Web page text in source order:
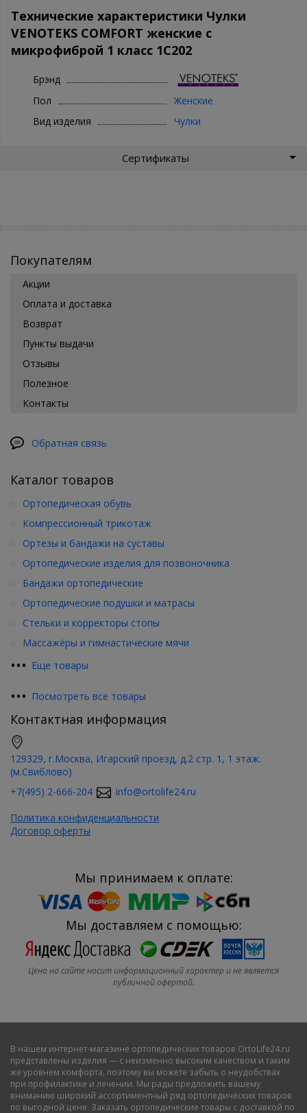
Технические характеристики Чулки
VENOTEKS COMFORT женские с
микрофиброй 1 класс 1C202
Брэнд
Пол
Женские
Вид изделия
Чулки
Сертификаты
Покупателям
Акции
Оплата и доставка
Возврат
Пункты выдачи
Отзывы
Полезное
Контакты
Обратная связь
Каталог товаров
••• Еще товары
Ортопедическая обувь
Компрессионный трикотаж
Ортезы и бандажи на суставы
Ортопедические изделия для позвоночника
Бандажи ортопедические
Ортопедические подушки и матрасы
Стельки и корректоры стопы
Массажёры и гимнастические мячи
••• Посмотреть все товары
Контактная информация
129329, г.Москва, Игарский проезд, д.2 стр. 1, 1 этаж.
(м.Свиблово)
+7(495) 2-666-204
info@ortolife24.ru
Политика конфиденциальности
Договор оферты
Мы принимаем к оплате:
Мы доставляем с помощью:
Цена на сайте носит информационный характер и не является
публичной офертой.
В нашем интернет-магазине ортопедических товаров OrtoLife24.ru
представлены изделия — с неизменно высоким качеством и таким
же уровнем комфорта, поэтому вы можете забыть о неудобствах
при профилактике и лечении. Мы рады предложить вашему
вниманию широкий ассортиментный ряд ортопедических товаров
по выгодной цене. Заказать ортопедические товары с доставкой по